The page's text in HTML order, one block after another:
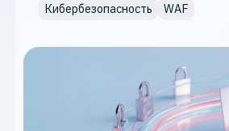
Кибербезопасность WAF